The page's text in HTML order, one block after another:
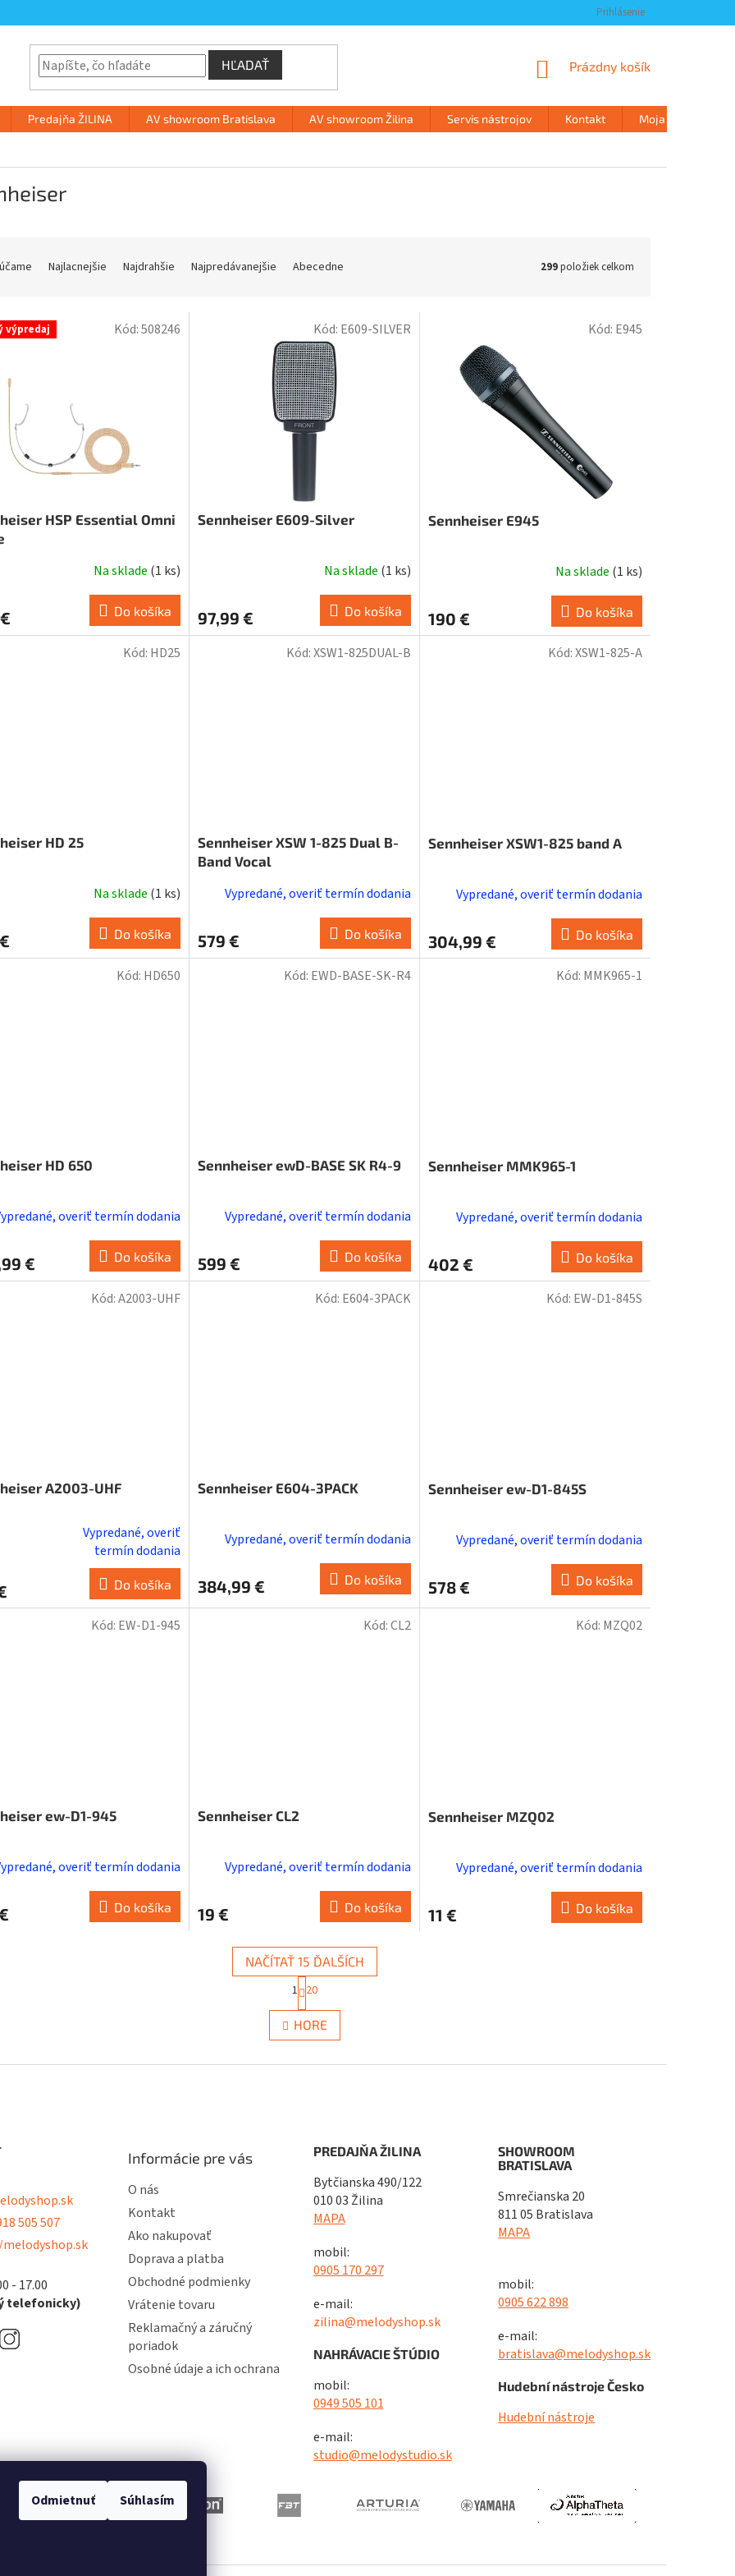
Odmietnuť Súhlasím
Prihlásenie
HĽADAŤ
NÁKUPNÝ
Prázdny košík
Predajňa ŽILINA AV showroom Bratislava AV showroom Žilina Servis nástrojov Kontakt Moja objednávka
Najlacnejšie Najdrahšie Najpredávanejšie Abecedne 299položiek celkom
výpredaj
HSP Essential Omni
Na sklade (1 ks)
Do košíka
Kód:508246
Sennheiser E609-Silver
Na sklade (1 ks)
97,99 € Do košíka
Kód: E609-SILVER
Sennheiser E945
Na sklade (1 ks)
190 € Do košíka
Kód: E945
HD 25
Na sklade (1 ks)
Do košíka
Kód: HD25
Sennheiser XSW 1-825 Dual B-
Band Vocal
Vypredané, overiť termín dodania
579 € Do košíka
Kód:XSW1-825DUAL-B
Sennheiser XSW1-825 band A
Vypredané, overiť termín dodania
304,99 € Do košíka
Kód:XSW1-825-A
HD 650
overiť termín dodania
€ Do košíka
Kód: HD650
Sennheiser ewD-BASE SK R4-9
Vypredané, overiť termín dodania
599 € Do košíka
Kód: EWD-BASE-SK-R4
Sennheiser MMK965-1
Vypredané, overiť termín dodania
402 € Do košíka
Kód: MMK965-1
A2003-UHF
Vypredané, overiť
termín dodania
Do košíka
Kód:A2003-UHF
Sennheiser E604-3PACK
Vypredané, overiť termín dodania
384,99 € Do košíka
Kód: E604-3PACK
Sennheiser ew-D1-845S
Vypredané, overiť termín dodania
578 € Do košíka
Kód: EW-D1-845S
ew-D1-945
overiť termín dodania
Do košíka
Kód: EW-D1-945
Sennheiser CL2
Vypredané, overiť termín dodania
19 € Do košíka
Kód:CL2
Sennheiser MZQ02
Vypredané, overiť termín dodania
11 € Do košíka
Kód: MZQ02
O
v
l
á
d
NAČÍTAŤ 15 ĎALŠÍCH
S
t
r
á
n
o
1 20
HORE
505 507
- 17.00
telefonicky)
Informácie pre vás
O nás
Kontakt
Ako nakupovať
Doprava a platba
Obchodné podmienky
Vrátenie tovaru
Reklamačný a záručný
poriadok
Osobné údaje a ich ochrana
PREDAJŇA ŽILINA
Bytčianska 490/122
010 03 Žilina
MAPA
mobil:
0905 170 297
e-mail:
zilina@melodyshop.sk
NAHRÁVACIE ŠTÚDIO
mobil:
0949 505 101
e-mail:
studio@melodystudio.sk
SHOWROOM
BRATISLAVA
Smrečianska 20
811 05 Bratislava
MAPA
mobil:
0905 622 898
e-mail:
bratislava@melodyshop.sk
Hudební nástroje Česko
Hudební nástroje